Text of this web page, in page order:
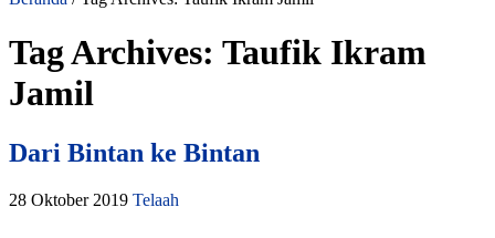
Tag Archives: Taufik Ikram
Jamil
Dari Bintan ke Bintan
28 Oktober 2019 Telaah